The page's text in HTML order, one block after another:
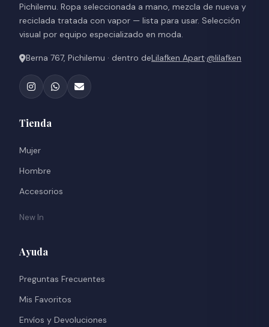
Pichilemu. Ropa seleccionada a mano, mezcla de nueva y
reciclada tratada con vapor — lista para usar. Selección
visual por equipo especializado en moda.
Berna 767, Pichilemu · dentro deLilafken Apart·@lilafken
Tienda
Mujer
Hombre
Accesorios
New In
Ayuda
Preguntas Frecuentes
Mis Favoritos
Envíos y Devoluciones